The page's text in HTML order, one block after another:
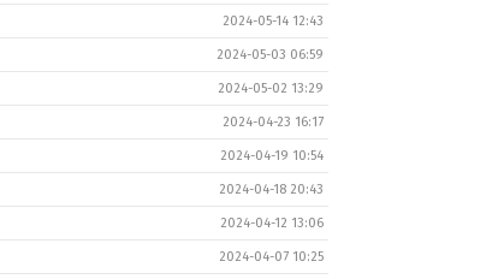
2024-05-14 12:43
2024-05-03 06:59
2024-05-02 13:29
2024-04-23 16:17
2024-04-19 10:54
2024-04-18 20:43
2024-04-12 13:06
2024-04-07 10:25